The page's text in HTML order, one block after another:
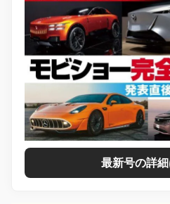
最新号の詳